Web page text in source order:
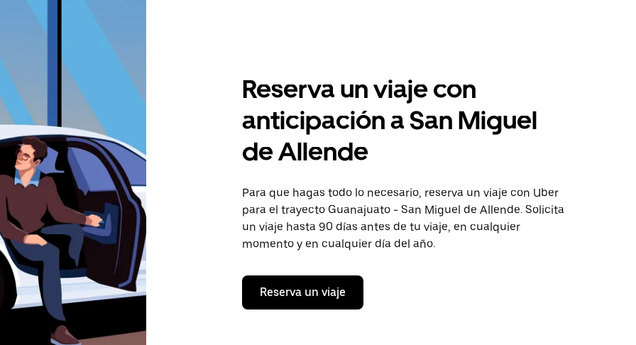
Reserva un viaje con
anticipación a San Miguel
de Allende
Para que hagas todo lo necesario, reserva un viaje con Uber
para el trayecto Guanajuato - San Miguel de Allende. Solicita
un viaje hasta 90 días antes de tu viaje, en cualquier
momento y en cualquier día del año.
Reserva un viaje